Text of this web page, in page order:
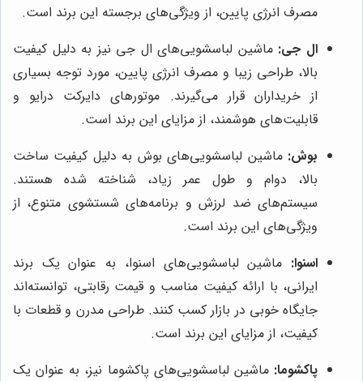
مصرف انرژی پایین، از ویژگی‌های برجسته این برند است.
ال جی: ماشین لباسشویی‌های ال جی نیز به دلیل کیفیت
بالا، طراحی زیبا و مصرف انرژی پایین، مورد توجه بسیاری
از خریداران قرار می‌گیرند. موتورهای دایرکت درایو و
قابلیت‌های هوشمند، از مزایای این برند است.
بوش: ماشین لباسشویی‌های بوش به دلیل کیفیت ساخت
بالا، دوام و طول عمر زیاد، شناخته شده هستند.
سیستم‌های ضد لرزش و برنامه‌های شستشوی متنوع، از
ویژگی‌های این برند است.
اسنوا: ماشین لباسشویی‌های اسنوا، به عنوان یک برند
ایرانی، با ارائه کیفیت مناسب و قیمت رقابتی، توانسته‌اند
جایگاه خوبی در بازار کسب کنند. طراحی مدرن و قطعات با
کیفیت، از مزایای این برند است.
پاکشوما: ماشین لباسشویی‌های پاکشوما نیز، به عنوان یک